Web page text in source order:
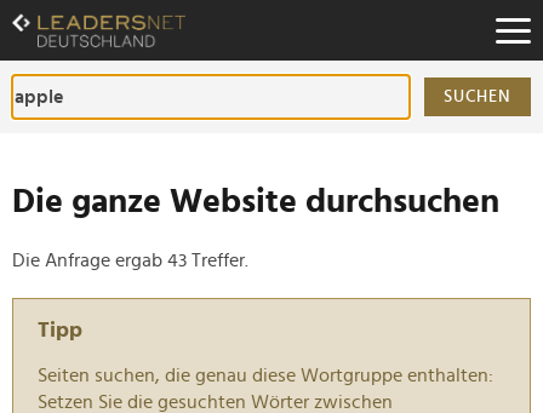
Zum
Inhalt
Zur
Fußzeilen-
Navigation
SUCHEN
Die ganze Website durchsuchen
Die Anfrage ergab 43 Treffer.
Tipp
Seiten suchen, die genau diese Wortgruppe enthalten:
Setzen Sie die gesuchten Wörter zwischen